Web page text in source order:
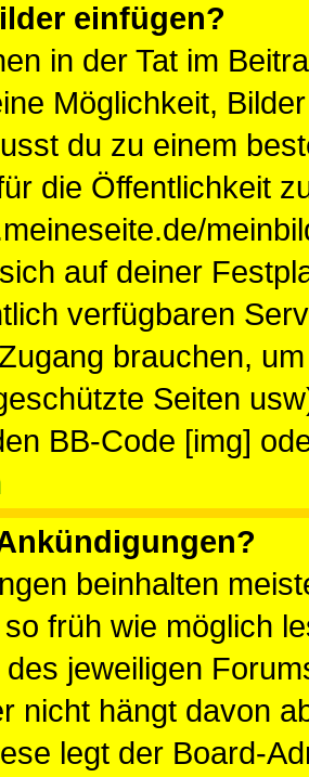
einfügen?
in der Tat im
Möglichkeit,
du zu einem
die Öffentlichkeit
auf deiner
verfügbaren
brauchen,
Seiten
BB-Code [img]
beinhalten
früh wie möglich
des jeweiligen
nicht hängt davon
legt der Board-